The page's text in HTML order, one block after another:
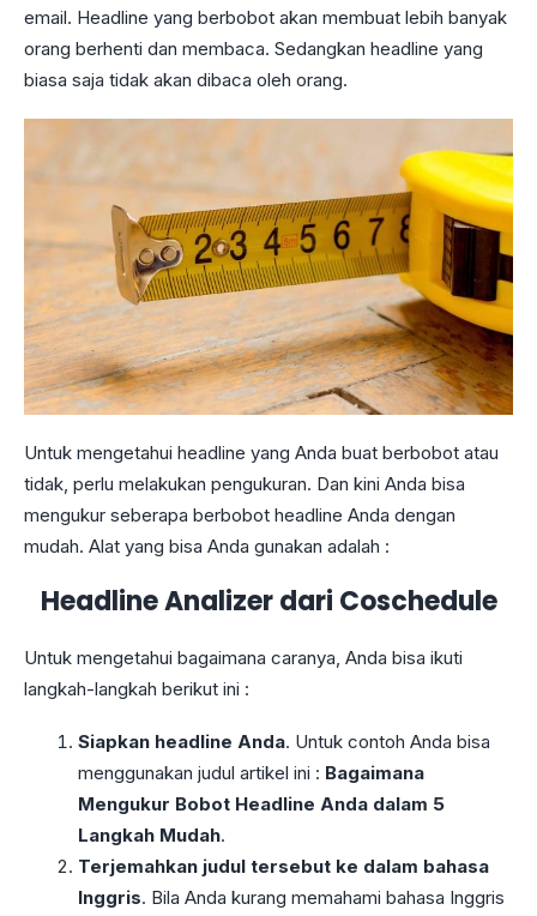
email. Headline yang berbobot akan membuat lebih banyak
orang berhenti dan membaca. Sedangkan headline yang
biasa saja tidak akan dibaca oleh orang.
Untuk mengetahui headline yang Anda buat berbobot atau
tidak, perlu melakukan pengukuran. Dan kini Anda bisa
mengukur seberapa berbobot headline Anda dengan
mudah. Alat yang bisa Anda gunakan adalah :
Headline Analizer dari Coschedule
Untuk mengetahui bagaimana caranya, Anda bisa ikuti
langkah-langkah berikut ini :
Siapkan headline Anda. Untuk contoh Anda bisa
menggunakan judul artikel ini : Bagaimana
Mengukur Bobot Headline Anda dalam 5
Langkah Mudah.
Terjemahkan judul tersebut ke dalam bahasa
Inggris. Bila Anda kurang memahami bahasa Inggris